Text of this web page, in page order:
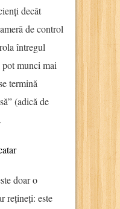
decât
de control
întregul
pot munci mai
termină
(adică de
doar o
rețineți: este